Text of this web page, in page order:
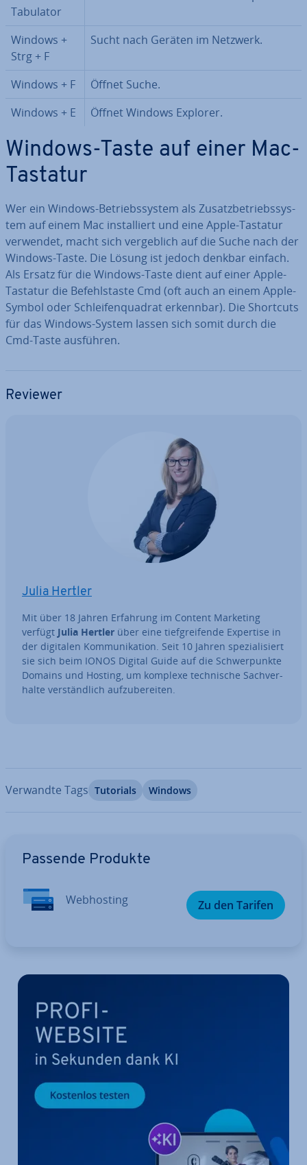
Tabulator
Windows +
Strg + F
Sucht nach Geräten im Netzwerk.
Windows + F
Öffnet Suche.
Windows + E
Öffnet Windows Explorer.
Windows-Taste auf einer Mac-
Tastatur
Wer ein Windows-Be­triebs­sys­tem als Zu­satz­be­triebs­sys­
tem auf einem Mac in­stal­liert und eine Apple-Tastatur
verwendet, macht sich ver­geb­lich auf die Suche nach der
Windows-Taste. Die Lösung ist jedoch denkbar einfach.
Als Ersatz für die Windows-Taste dient auf einer Apple-
Tastatur die Be­fehls­tas­te Cmd (oft auch an einem Apple-
Symbol oder Schlei­fen­qua­drat erkennbar). Die Shortcuts
für das Windows-System lassen sich somit durch die
Cmd-Taste ausführen.
Reviewer
Julia Hertler
Mit über 18 Jahren Erfahrung im Content Marketing
verfügt Julia Hertler über eine tief­grei­fen­de Expertise in
der digitalen Kom­mu­ni­ka­ti­on. Seit 10 Jahren spe­zia­li­siert
sie sich beim IONOS Digital Guide auf die Schwer­punk­te
Domains und Hosting, um komplexe tech­ni­sche Sach­ver­
hal­te ver­ständ­lich auf­zu­be­rei­ten.
Verwandte Tags Tutorials Windows
Passende Produkte
Web­hos­ting Zu den Tarifen